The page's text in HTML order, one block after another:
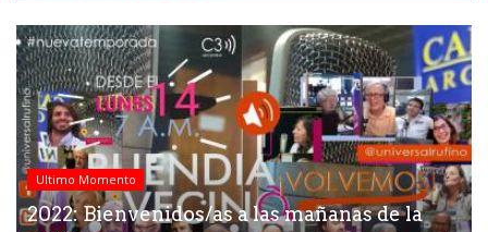
Ultimo Momento
2022: Bienvenidos/as a las mañanas de la